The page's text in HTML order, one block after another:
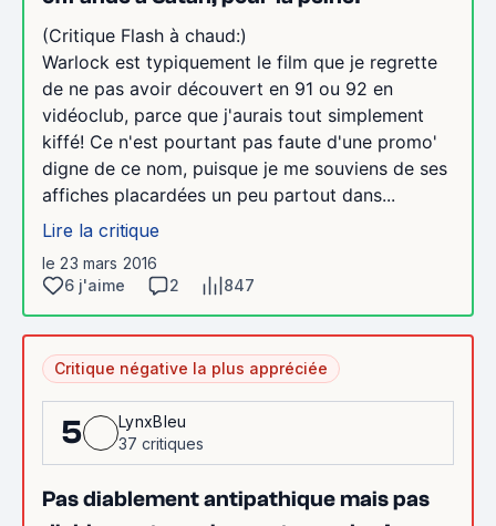
(Critique Flash à chaud:)
Warlock est typiquement le film que je regrette
de ne pas avoir découvert en 91 ou 92 en
vidéoclub, parce que j'aurais tout simplement
kiffé! Ce n'est pourtant pas faute d'une promo'
digne de ce nom, puisque je me souviens de ses
affiches placardées un peu partout dans...
Lire la critique
le 23 mars 2016
6 j'aime
2 847
Critique négative la plus appréciée
5
LynxBleu
37 critiques
Pas diablement antipathique mais pas